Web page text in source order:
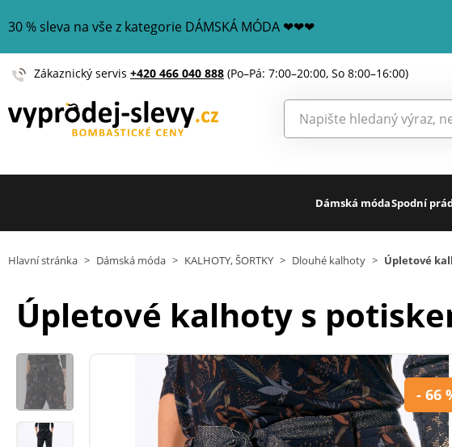
30 % sleva na vše z kategorie DÁMSKÁ MÓDA ❤❤❤
Zákaznický servis +420 466 040 888 (Po–Pá: 7:00–20:00, So 8:00–16:00)
Dámská módaSpodní
Hlavní stránka > Dámská móda > KALHOTY, ŠORTKY > Dlouhé kalhoty > Úpletové
Úpletové kalhoty s
- 66